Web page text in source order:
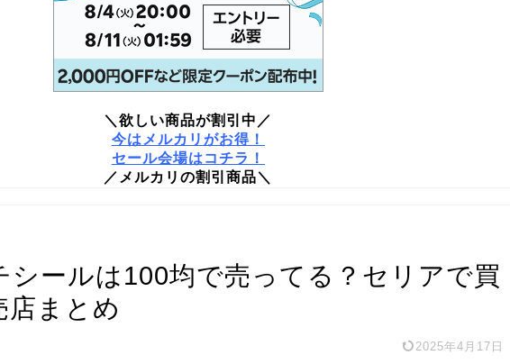
＼欲しい商品が割引中／
今はメルカリがお得！
セール会場はコチラ！
／メルカリの割引商品＼
シールは100均で売ってる？セリアで買
店まとめ
2025年4月17日